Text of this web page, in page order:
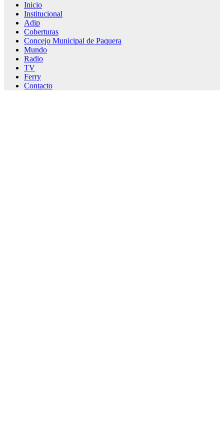
Inicio
Institucional
Adip
Coberturas
Concejo Municipal de Paquera
Mundo
Radio
TV
Ferry
Contacto